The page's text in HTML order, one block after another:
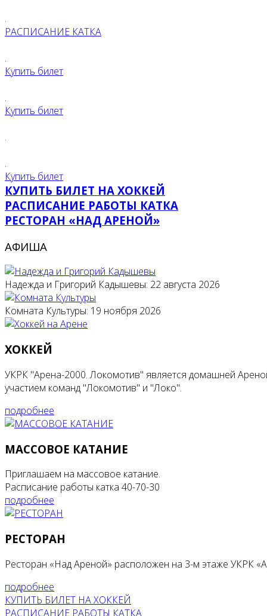
.
РАСПИСАНИЕ КАТКА
.
Купить билет
.
Купить билет
.
.
Купить билет
КУПИТЬ БИЛЕТ НА ХОККЕЙ
РАСПИСАНИЕ РАБОТЫ КАТКА
РЕСТОРАН «НАД АРЕНОЙ»
АФИША
Надежда и Григорий Кадышевы: 22 августа 2026
Комната Культуры: 19 ноября 2026
ХОККЕЙ
УКРК "Арена-2000. Локомотив" является домашней
участием команд "Локомотив" и "Локо".
подробнее
МАССОВОЕ КАТАНИЕ
Приглашаем на массовое катание.
Расписание работы катка 40-70-30
подробнее
РЕСТОРАН
Ресторан «Над Ареной» расположен на 3-м этаже УКРК
подробнее
КУПИТЬ БИЛЕТ НА ХОККЕЙ
РАСПИСАНИЕ РАБОТЫ КАТКА